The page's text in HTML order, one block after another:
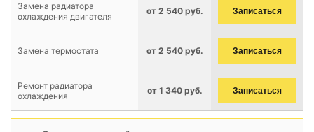
Замена радиатора
охлаждения двигателя
от 2 540 руб. Записаться
Замена термостата от 2 540 руб. Записаться
Ремонт радиатора
охлаждения
от 1 340 руб. Записаться